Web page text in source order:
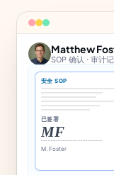
Matthew
SOP 确认 · 审计
安全 SOP
已签署
MF
M. Foster